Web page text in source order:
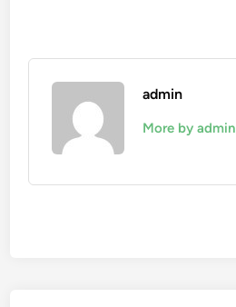
admin
More by admin